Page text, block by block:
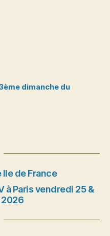
dimanche du
de France
à Paris vendredi 25 &
2026